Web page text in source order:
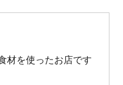
材を使ったお店です